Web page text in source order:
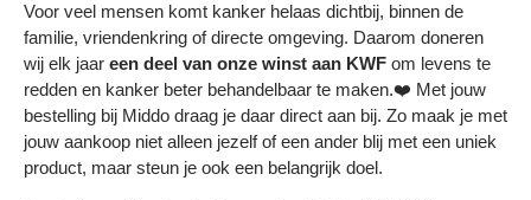
Voor veel mensen komt kanker helaas dichtbij, binnen de
familie, vriendenkring of directe omgeving. Daarom doneren
wij elk jaar een deel van onze winst aan KWF om levens te
redden en kanker beter behandelbaar te maken.❤️ Met jouw
bestelling bij Middo draag je daar direct aan bij. Zo maak je met
jouw aankoop niet alleen jezelf of een ander blij met een uniek
product, maar steun je ook een belangrijk doel.